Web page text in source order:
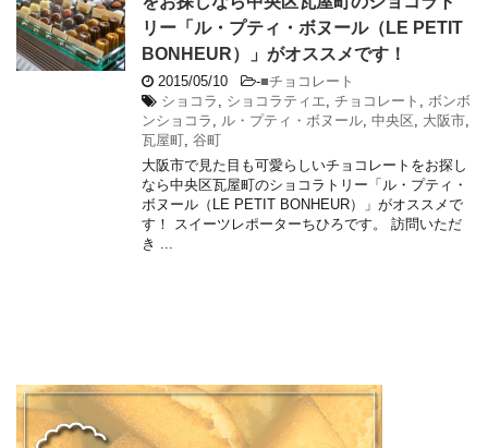
リー「ル・プティ・ボヌール（LE PETIT
BONHEUR）」がオススメです！
2015/05/10 -■チョコレート
ショコラ , ショコラティエ, チョコレート , ボンボ
ンショコラ , ル・プティ・ボヌール, 中央区, 大阪市,
瓦屋町, 谷町
大阪市で見た目も可愛らしいチョコレートをお探し
なら中央区瓦屋町のショコラトリー「ル・プティ・
ボヌール（LE PETIT BONHEUR）」がオススメで
す！ スイーツレポーターちひろです。 訪問いただ
き ...